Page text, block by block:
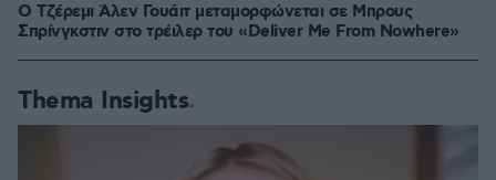
Ο Τζέρεμι Άλεν Γουάιτ μεταμορφώνεται σε Μπρους
Σπρίνγκστιν στο τρέιλερ του «Deliver Me From Nowhere»
Thema Insights